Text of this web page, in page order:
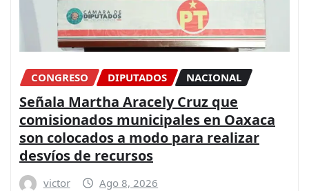
CONGRESO DIPUTADOS NACIONAL
Señala Martha Aracely Cruz que
comisionados municipales en Oaxaca
son colocados a modo para realizar
desvíos de recursos
victor Ago 8, 2026